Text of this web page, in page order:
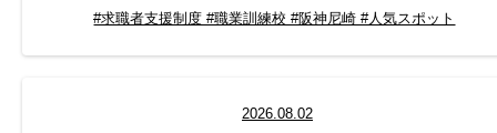
#求職者支援制度 #職業訓練校 #阪神尼崎 #人気スポット
2026.08.02